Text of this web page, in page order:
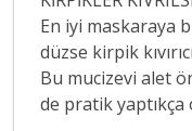
En iyi maskaraya
düzse kirpik
Bu mucizevi alet
de pratik yaptıkça